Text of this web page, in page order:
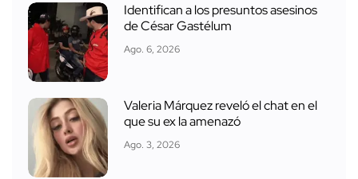
Identifican a los presuntos asesinos
de César Gastélum
Ago. 6, 2026
Valeria Márquez reveló el chat en el
que su ex la amenazó
Ago. 3, 2026